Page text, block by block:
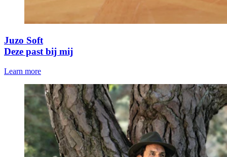
Juzo Soft
Deze past bij mij
Learn more